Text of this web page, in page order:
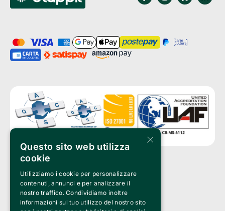
Clappit è un marchio di proprietà di:
Bemils Srl
a Socio Unico
Via Fosse Ardeatine, 4 -20092 Cinisello Balsamo (MI)
PI 05589050961
×
Questo sito web utilizza
cookie
Utilizziamo i cookie per personalizzare
contenuti, annunci e per analizzare il
nostro traffico. Condividiamo inoltre
informazioni sul tuo utilizzo del nostro sito